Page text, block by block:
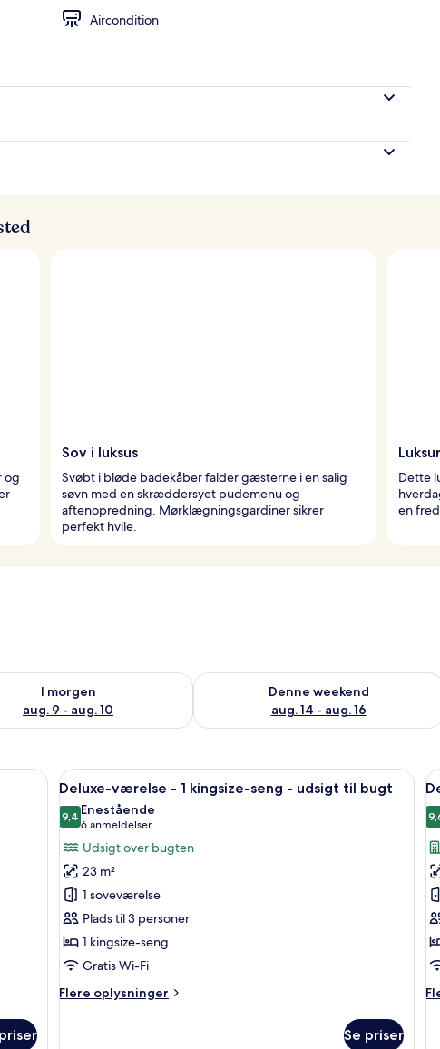
Aircondition
og
Sov i luksus
Svøbt i bløde badekåber falder gæsterne i en salig
søvn med en skræddersyet pudemenu og
aftenopredning. Mørklægningsgardiner sikrer
perfekt hvile.
Dette
en
I morgen
aug. 9 - aug. 10
for i morgen aug. 9 - aug. 10
Denne weekend
aug. 14 - aug. 16
Tjek tilgængelighed for denne
med en stor seng, et rundt bord med æbler, en stol og udsigt gennem lette
Indlæs
alle
billeder
af
Deluxe-
værelse
-
1
kingsize-
seng
-
Et moderne hotelværelse med en
6
Deluxe-værelse - 1 kingsize-seng - udsigt til bugt
9,49,4 ud af 10
Enestående
6 anmeldelser
(6
anmeldelser)
Udsigt over bugten
23 m²
1 soveværelse
Plads til 3 personer
1 kingsize-seng
Gratis Wi-Fi
Flere oplysninger
Flere
Se priser
af
-
2